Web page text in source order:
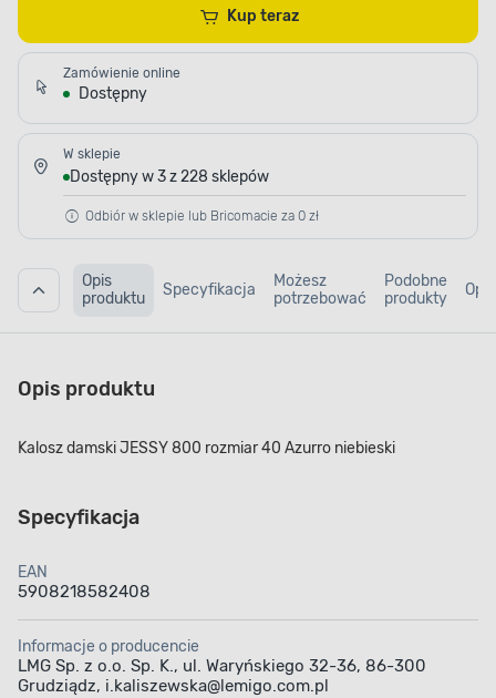
Kup teraz
Zamówienie online
Dostępny
W sklepie
Dostępny w 3 z 228 sklepów
Odbiór w sklepie lub Bricomacie za 0 zł
Opis
produktu
Specyfikacja
Możesz
potrzebować
Podobne
produkty
Opis produktu
Kalosz damski JESSY 800 rozmiar 40 Azurro niebieski
Specyfikacja
EAN
5908218582408
Informacje o producencie
LMG Sp. z o.o. Sp. K., ul. Waryńskiego 32-36, 86-300
Grudziądz, i.kaliszewska@lemigo.com.pl